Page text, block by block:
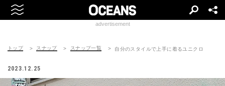
advertisement
トップ スナップ スナップ一覧 自分のスタイルで上手に着るユニクロ
2023.12.25